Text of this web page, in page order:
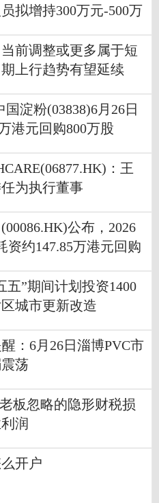
拟增持300万元-500万
前调整或更多属于短
上行趋势有望延续
淀粉(03838)6月26日
港元回购800万股
：王
为执行董事
公布，2026
资约147.85万港元回购
五”期间计划投资1400
城市更新改造
醒：6月26日淄博PVC市
荡
板忽略的隐形财税损
润
开户